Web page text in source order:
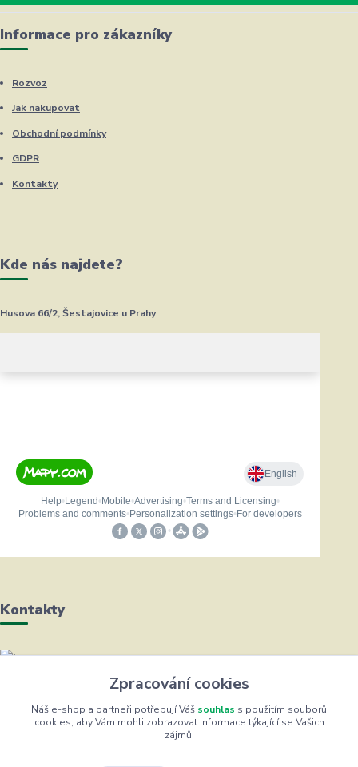
Informace pro zákazníky
Rozvoz
Jak nakupovat
Obchodní podmínky
GDPR
Kontakty
Kde nás najdete?
Husova 66/2, Šestajovice u Prahy
Kontakty
Helena Bayerová
+420 604 711 491
(Po-Čt, 8-16 hod.)
Zpracování cookies
Náš e-shop a partneři potřebují Váš souhlas s použitím souborů
cookies, aby Vám mohli zobrazovat informace týkající se Vašich
zájmů.